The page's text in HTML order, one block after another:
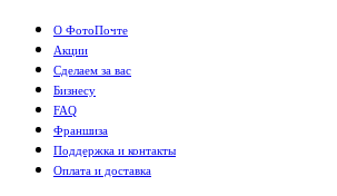
О ФотоПочте
Акции
Сделаем за вас
Бизнесу
FAQ
Франшиза
Поддержка и контакты
Оплата и доставка